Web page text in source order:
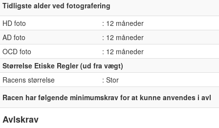
Tidligste alder ved fotografering
HD foto
: 12 måneder
AD foto
: 12 måneder
OCD foto
: 12 måneder
Størrelse Etiske Regler (ud fra vægt)
Racens størrelse
: Stor
Racen har følgende minimumskrav for at kunne anvendes i avl
Avlskrav